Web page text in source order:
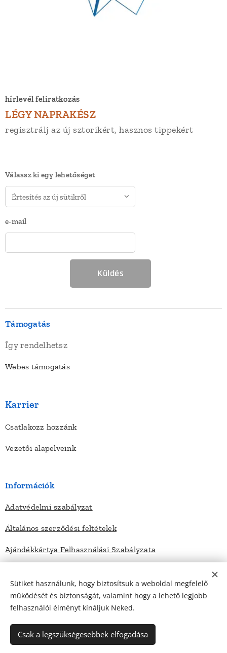
hírlevél feliratkozás
LÉGY NAPRAKÉSZ
regisztrálj az új sztorikért, hasznos tippekért
Válassz ki egy lehetőséget
e-mail
Küldés
Támogatás
Így rendelhetsz
Webes támogatás
Karrier
Csatlakozz hozzánk
Vezetői alapelveink
Információk
Adatvédelmi szabályzat
Általános szerződési feltételek
Ajándékkártya Felhasználási Szabályzata
Elérhetőségek
Kapcsolat
Impresszum
Sütiket használunk, hogy biztosítsuk a weboldal megfelelő
működését és biztonságát, valamint hogy a lehető legjobb
felhasználói élményt kínáljuk Neked.
Csak a legszükségesebbek elfogadása